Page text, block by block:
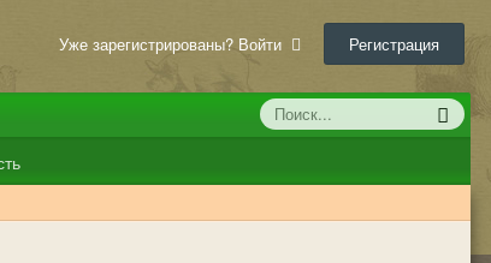
Уже зарегистрированы? Войти Регистрация